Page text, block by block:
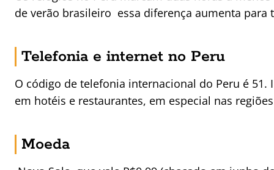
de verão brasileiro essa diferença aumenta para
Telefonia e internet no Peru
O código de telefonia internacional do Peru é
em hotéis e restaurantes, em especial nas
Moeda